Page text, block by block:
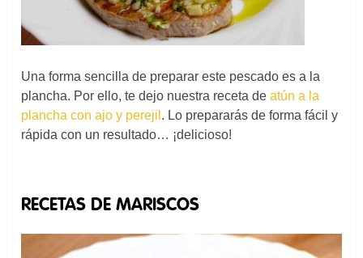
Una forma sencilla de preparar este pescado es a la
plancha. Por ello, te dejo nuestra receta deatún a la
plancha con ajo y perejil . Lo prepararás de forma fácil y
rápida con un resultado… ¡delicioso!
RECETAS DE MARISCOS